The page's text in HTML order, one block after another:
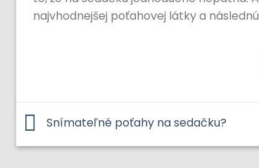
najvhodnejšej poťahovej látky a
Snímateľné poťahy na sedačku?